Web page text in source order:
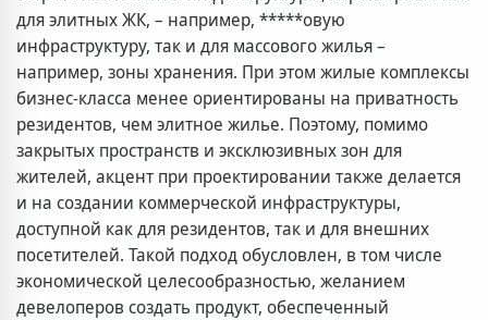
для элитных ЖК, – например, *****овую
инфраструктуру, так и для массового жилья –
например, зоны хранения. При этом жилые комплексы
бизнес-класса менее ориентированы на приватность
резидентов, чем элитное жилье. Поэтому, помимо
закрытых пространств и эксклюзивных зон для
жителей, акцент при проектировании также делается
и на создании коммерческой инфраструктуры,
доступной как для резидентов, так и для внешних
посетителей. Такой подход обусловлен, в том числе
экономической целесообразностью, желанием
девелоперов создать продукт, обеспеченный